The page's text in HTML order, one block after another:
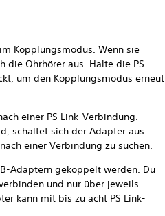
Kopplungsmodus. Wenn sie
die Ohrhörer aus. Halte die PS
um den Kopplungsmodus erneut
einer PS Link-Verbindung.
schaltet sich der Adapter aus.
einer Verbindung zu suchen.
Adaptern gekoppelt werden. Du
und nur über jeweils
kann mit bis zu acht PS Link-